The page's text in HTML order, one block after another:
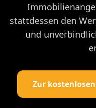
stattdessen den
und
Zur